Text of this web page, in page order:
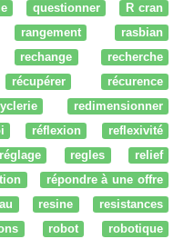
questionner
R cran
rangement
rasbian
rechange
recherche
récupérer
récurence
redimensionner
réflexion
reflexivité
réglage regles
relief
répondre à une offre
resine
resistances
robot
robotique